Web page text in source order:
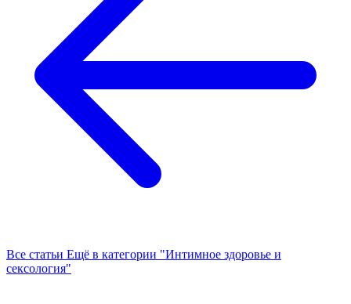
Все статьи Ещё в категории "Интимное здоровье и
сексология"